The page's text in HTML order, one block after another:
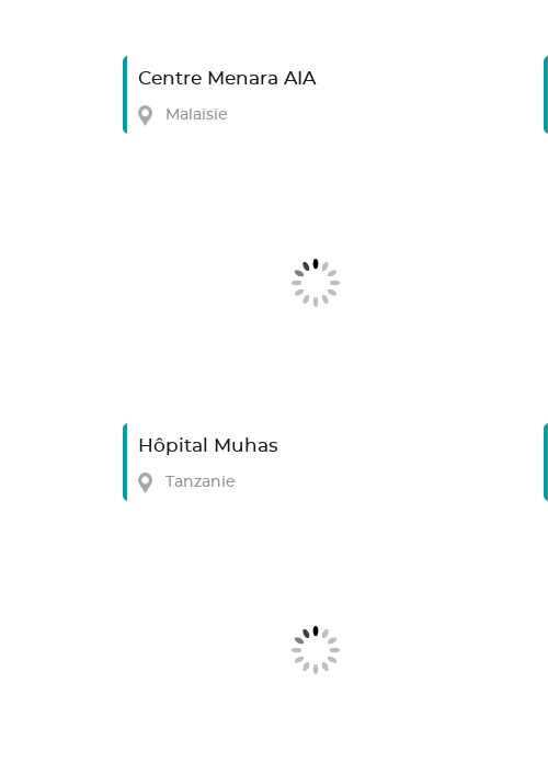
Centre Menara AIA
Malaisie
Hôpital Muhas
Tanzanie